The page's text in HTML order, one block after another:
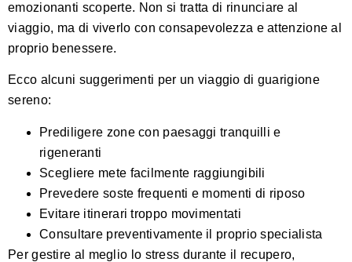
emozionanti scoperte. Non si tratta di rinunciare al
viaggio, ma di viverlo con consapevolezza e attenzione al
proprio benessere.
Ecco alcuni suggerimenti per un viaggio di guarigione
sereno:
Prediligere zone con paesaggi tranquilli e
rigeneranti
Scegliere mete facilmente raggiungibili
Prevedere soste frequenti e momenti di riposo
Evitare itinerari troppo movimentati
Consultare preventivamente il proprio specialista
Per gestire al meglio lo stress durante il recupero,